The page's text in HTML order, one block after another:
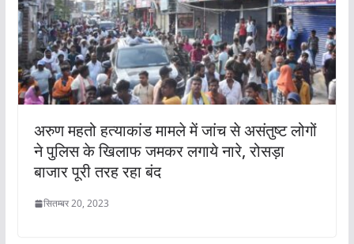
अरुण महतो हत्याकांड मामले में जांच से असंतुष्ट लोगों
ने पुलिस के खिलाफ जमकर लगाये नारे, रोसड़ा
बाजार पूरी तरह रहा बंद
सितम्बर 20, 2023